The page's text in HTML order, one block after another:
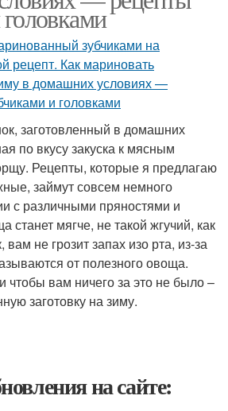
заготовленный в домашних
по вкусу закуска к мясным
Рецепты, которые я предлагаю
займут совсем немного
с различными пряностями и
станет мягче, не такой жгучий, как
не грозит запах изо рта, из-за
от полезного овоща.
чтобы вам ничего за это не было –
заготовку на зиму.
на сайте: